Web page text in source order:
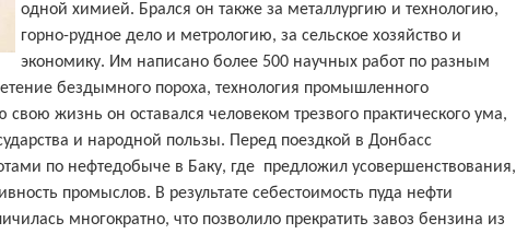
одной химией. Брался он также за металлургию и технологию,
горно-рудное дело и метрологию, за сельское хозяйство и
экономику. Им написано более 500 научных работ по разным
бездымного пороха, технология промышленного
свою жизнь он оставался человеком трезвого практического ума,
и народной пользы. Перед поездкой в Донбасс
по нефтедобыче в Баку, где предложил усовершенствования,
промыслов. В результате себестоимость пуда нефти
многократно, что позволило прекратить завоз бензина из